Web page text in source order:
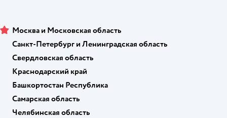
Москва и Московская область
Санкт-Петербург и Ленинградская область
Свердловская область
Краснодарский край
Башкортостан Республика
Самарская область
Челябинская область